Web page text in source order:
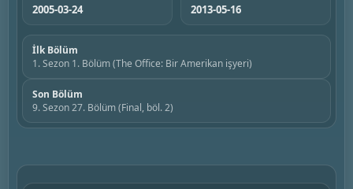
2005-03-24 2013-05-16
İlk Bölüm
1. Sezon 1. Bölüm (The Office: Bir Amerikan işyeri)
Son Bölüm
9. Sezon 27. Bölüm (Final, böl. 2)